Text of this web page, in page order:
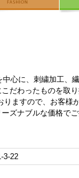
心に、刺繍加工、
だわったものを取
ますので、お客様
ズナブルな価格で
3-22